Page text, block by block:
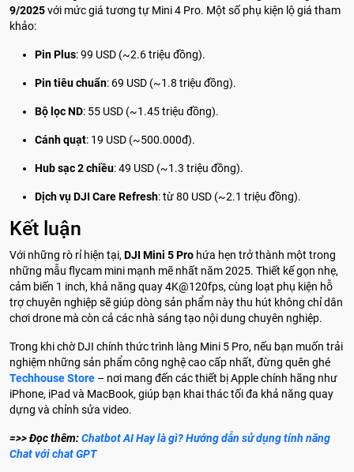
9/2025với mức giá tương tự Mini 4 Pro. Một số phụ kiện lộ giá tham
khảo:
Pin Plus: 99 USD (~2.6 triệu đồng).
Pin tiêu chuẩn: 69 USD (~1.8 triệu đồng).
Bộ lọc ND: 55 USD (~1.45 triệu đồng).
Cánh quạt: 19 USD (~500.000đ).
Hub sạc 2 chiều: 49 USD (~1.3 triệu đồng).
Dịch vụ DJI Care Refresh: từ 80 USD (~2.1 triệu đồng).
Kết luận
Với những rò rỉ hiện tại,DJI Mini 5 Pro hứa hẹn trở thành một trong
những mẫu flycam mini mạnh mẽ nhất năm 2025. Thiết kế gọn nhẹ,
cảm biến 1 inch, khả năng quay 4K@120fps, cùng loạt phụ kiện hỗ
trợ chuyên nghiệp sẽ giúp dòng sản phẩm này thu hút không chỉ dân
chơi drone mà còn cả các nhà sáng tạo nội dung chuyên nghiệp.
Trong khi chờ DJI chính thức trình làng Mini 5 Pro, nếu bạn muốn trải
nghiệm những sản phẩm công nghệ cao cấp nhất, đừng quên ghé
Techhouse Store – nơi mang đến các thiết bị Apple chính hãng như
iPhone, iPad và MacBook, giúp bạn khai thác tối đa khả năng quay
dựng và chỉnh sửa video.
=>> Đọc thêm:Chatbot AI Hay là gì? Hướng dẫn sử dụng tính năng
Chat với chat GPT